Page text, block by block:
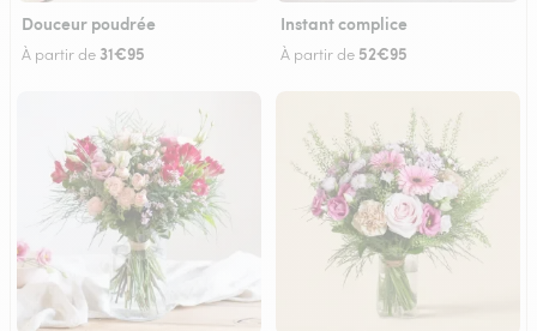
Douceur poudrée
À partir de 31€95
Instant complice
À partir de 52€95